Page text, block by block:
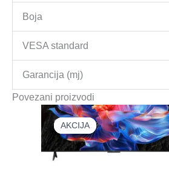
Boja
VESA standard
Garancija (mj)
Povezani proizvodi
AKCIJA
AKCIJA